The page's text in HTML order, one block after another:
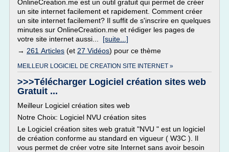
OnlineCreation.me est un outil gratuit qui permet de créer
un site internet facilement et rapidement. Comment créer
un site internet facilement? Il suffit de s'inscrire en quelques
minutes sur OnlineCreation.me et rédiger les pages de
votre site internet aussi... [suite...]
→ 261 Articles (et 27 Vidéos) pour ce thème
MEILLEUR LOGICIEL DE CREATION SITE INTERNET »
>>>Télécharger Logiciel création sites web
Gratuit ...
Meilleur Logiciel création sites web
Notre Choix: Logiciel NVU création sites
Le Logiciel création sites web gratuit "NVU " est un logiciel
de création conforme au standard en vigueur ( W3C ). Il
vous permet de créer votre site Internet sans avoir besoin